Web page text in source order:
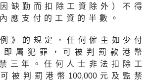
缺勤而扣除工資除外）不得
應支付的工資的半數。
》的規定，任何僱主如少付
即屬犯罪，可被判罰款港幣
三年。任何人士非法扣除工
被判罰港幣 100,000元及監禁